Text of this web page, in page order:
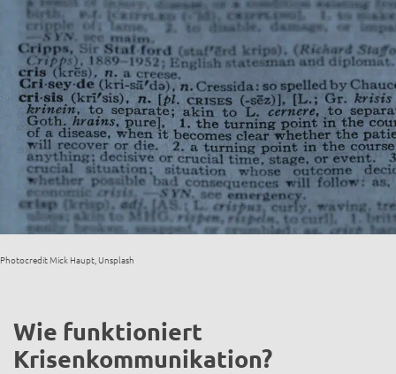
Photocredit Mick Haupt, Unsplash
Wie funktioniert
Krisenkommunikation?